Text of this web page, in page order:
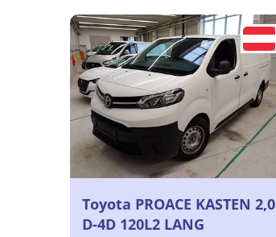
Toyota PROACE KASTEN 2,0
D-4D 120L2 LANG